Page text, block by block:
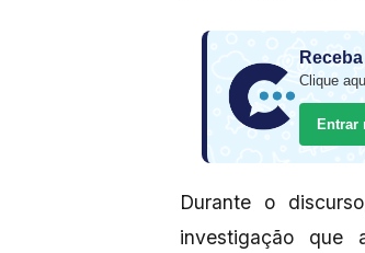
Clique
Entrar
Durante o
investigação que